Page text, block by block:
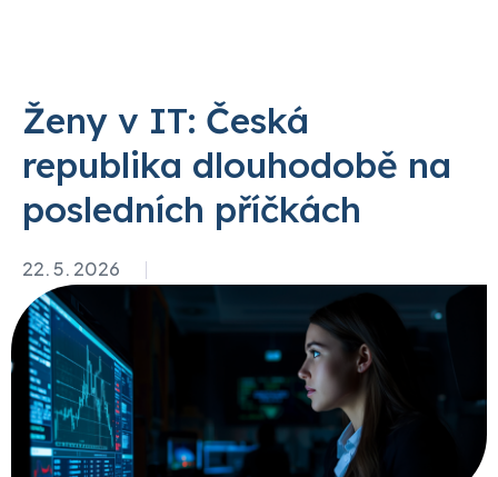
Ženy v IT: Česká
republika dlouhodobě na
posledních příčkách
22. 5. 2026